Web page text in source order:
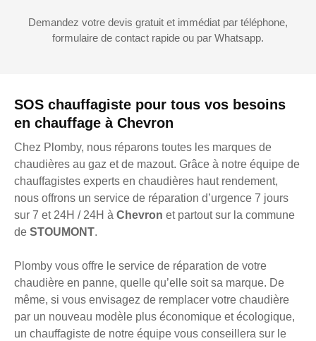
SOS chauffagiste pour tous vos besoins
en chauffage à Chevron
Chez Plomby, nous réparons toutes les marques de
chaudières au gaz et de mazout. Grâce à notre équipe de
chauffagistes experts en chaudières haut rendement,
nous offrons un service de réparation d’urgence 7 jours
sur 7 et 24H / 24H à Chevron et partout sur la commune
de STOUMONT.
Plomby vous offre le service de réparation de votre
chaudière en panne, quelle qu’elle soit sa marque. De
même, si vous envisagez de remplacer votre chaudière
par un nouveau modèle plus économique et écologique,
un chauffagiste de notre équipe vous conseillera sur le
Demandez votre devis gratuit et immédiat par téléphone,
formulaire de contact rapide ou par Whatsapp.